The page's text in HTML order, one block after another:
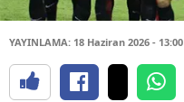
YAYINLAMA: 18 Haziran 2026 - 13:00